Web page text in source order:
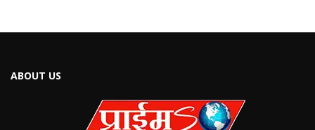
ABOUT US